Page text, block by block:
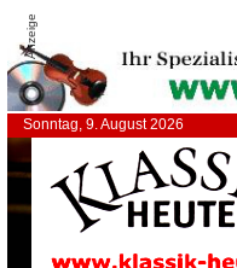
Anzeige
Sonntag, 9. August 2026